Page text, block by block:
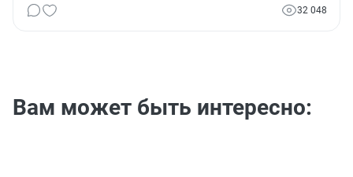
32 048
Вам может быть интересно: